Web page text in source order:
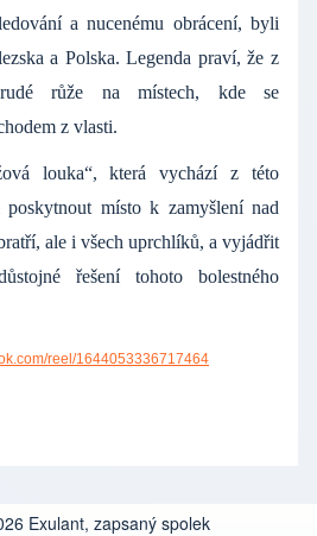
a nucenému obrácení, byli
a Polska. Legenda praví, že z
růže na místech, kde se
z vlasti.
louka“, která vychází z této
místo k zamyšlení nad
ale i všech uprchlíků, a vyjádřit
řešení tohoto bolestného
reel/1644053336717464
Exulant, zapsaný spolek